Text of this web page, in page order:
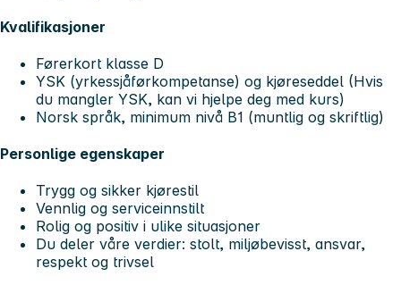
Kvalifikasjoner
Førerkort klasse D
YSK (yrkessjåførkompetanse) og kjøreseddel (Hvis
du mangler YSK, kan vi hjelpe deg med kurs)
Norsk språk, minimum nivå B1 (muntlig og skriftlig)
Personlige egenskaper
Trygg og sikker kjørestil
Vennlig og serviceinnstilt
Rolig og positiv i ulike situasjoner
Du deler våre verdier: stolt, miljøbevisst, ansvar,
respekt og trivsel